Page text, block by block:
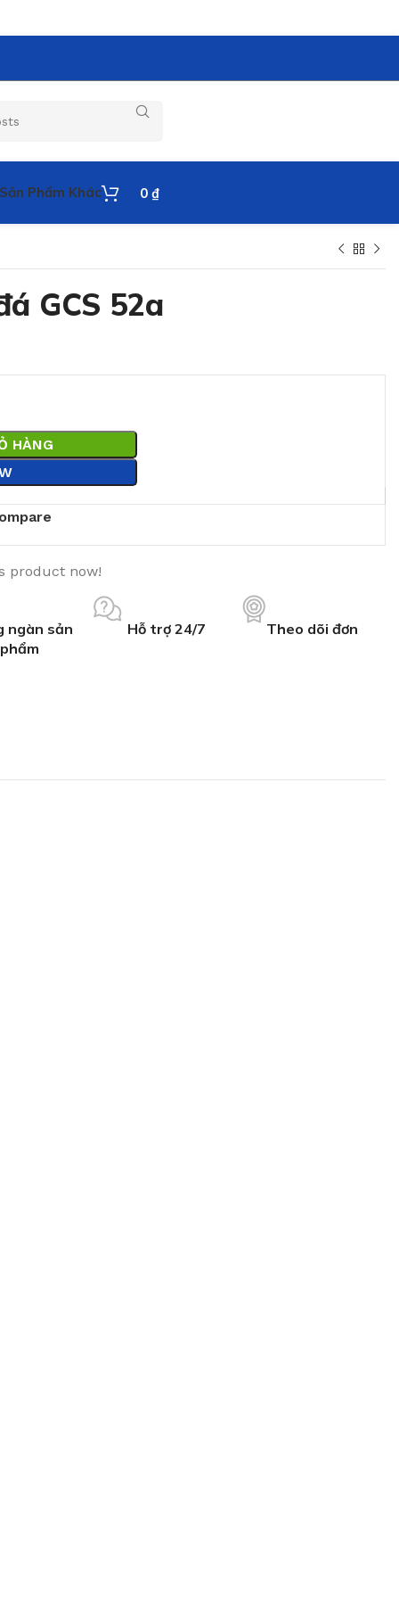
Sản Phẩm Khác 0 ₫
GCS 52a
HÀNG
product now!
ngàn sản
phẩm
Hỗ trợ 24/7 Theo dõi đơn